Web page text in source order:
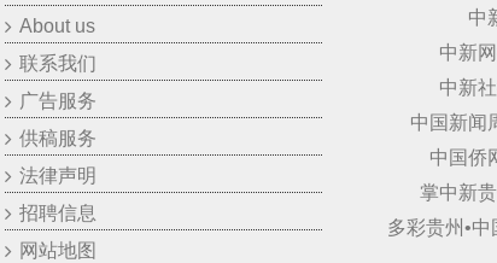
About us
联系我们
广告服务
供稿服务
法律声明
招聘信息
网站地图
中
中新
中新
中国新闻
中国侨
掌中新
多彩贵州•